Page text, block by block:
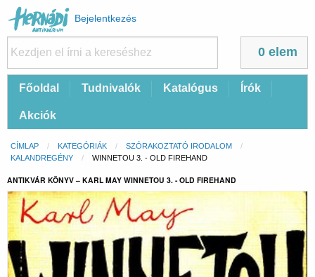
Felhasználói
fiók
menüje
Bejelentkezés
0 elem
FőFőoldal Tudnivalók Katalógus Írók
Akciók
Morzsa
CÍMLAP KATEGÓRIÁK
SZÓRAKOZTATÓ IRODALOM
KALANDREGÉNY
CURRENT:
WINNETOU 3. - OLD FIREHAND
ANTIKVÁR KÖNYV – KARL MAY WINNETOU 3. - OLD FIREHAND